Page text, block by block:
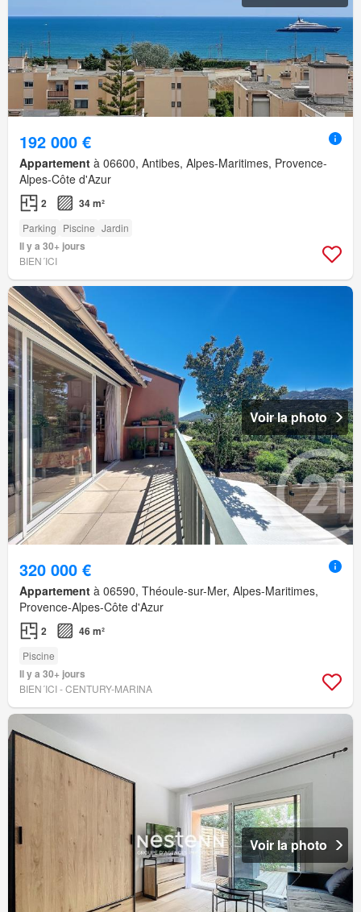
192 000 €
Appartement à 06600, Antibes, Alpes-Maritimes, Provence-
Alpes-Côte d'Azur
2 34 m²
Parking Piscine Jardin
Il y a 30+ jours
BIEN´ICI
Voir la photo
320 000 €
Appartement à 06590, Théoule-sur-Mer, Alpes-Maritimes,
Provence-Alpes-Côte d'Azur
2 46 m²
Piscine
Il y a 30+ jours
BIEN´ICI - CENTURY-MARINA
Voir la photo